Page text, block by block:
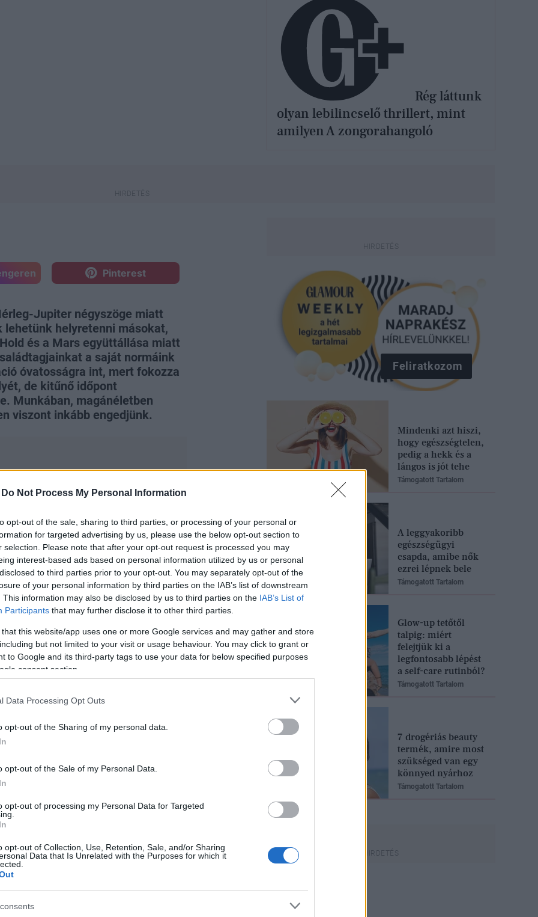
Do Not Process My Personal Information
opt-out of the sale, sharing to third parties, or processing of your personal or
for targeted advertising by us, please use the below opt-out section to
selection. Please note that after your opt-out request is processed you may
interest-based ads based on personal information utilized by us or personal
to third parties prior to your opt-out. You may separately opt-out of the
of your personal information by third parties on the IAB’s list of downstream
This information may also be disclosed by us to third parties on the IAB’s List of
Participants that may further disclose it to other third parties.
that this website/app uses one or more Google services and may gather and store
but not limited to your visit or usage behaviour. You may click to grant or
to Google and its third-party tags to use your data for below specified purposes
consent section.
Data Processing Opt Outs
opt-out of the Sharing of my personal data.
opt-out of the Sale of my Personal Data.
opt-out of processing my Personal Data for Targeted
opt-out of Collection, Use, Retention, Sale, and/or Sharing
Data that Is Unrelated with the Purposes for which it
Rég láttunk
olyan lebilincselő thrillert, mint
amilyen A zongorahangoló
Pinterest
Jupiter négyszöge miatt
helyretenni másokat,
és a Mars együttállása miatt
a saját normáink
óvatosságra int, mert fokozza
de kitűnő időpont
Munkában, magánéletben
viszont inkább engedjünk.
laza normái,
rokonaidnak, munkatársaidnak
túrára, ez hasznos, de
folyamatot szellemi és fizikai
úgy magától: a megoldás ellene
a kölcsönvett pénz visszafizetése.
felüti a fejét a rivalizálás, ami okozhat
hiszen ezekből aligha kerülsz ki
ha nem az órarended szerint alakul
máskor is el tudnád végezni.
testépítésnek, akkor te is
szégyelld kimutatni érzéseidet:
mind az otthonodban túl sokat kell
Feliratkozom
Mindenki azt hiszi,
hogy egészségtelen,
pedig a hekk és a
lángos is jót tehe
Támogatott Tartalom
A leggyakoribb
egészségügyi
csapda, amibe nők
ezrei lépnek bele
Támogatott Tartalom
Glow-up tetőtől
talpig: miért
felejtjük ki a
legfontosabb lépést
a self-care rutinból?
Támogatott Tartalom
7 drogériás beauty
termék, amire most
szükséged van egy
könnyed nyárhoz
Támogatott Tartalom